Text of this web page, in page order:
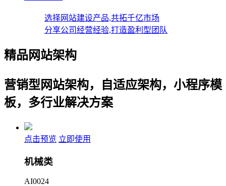
选择网站建设产品,共拓千亿市场
分享公司经营经验,打造盈利型团队
精品网站架构
营销型网站架构，自适应架构，小程序模
板，多行业解决方案
点击预览 立即使用
机械类
AI0024